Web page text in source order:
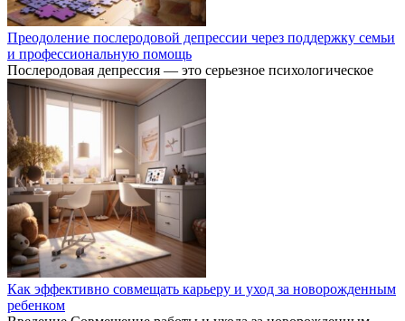
Преодоление послеродовой депрессии через поддержку семьи
и профессиональную помощь
Послеродовая депрессия — это серьезное психологическое
Как эффективно совмещать карьеру и уход за новорожденным
ребенком